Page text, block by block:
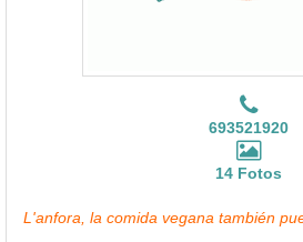
693521920
14 Fotos
L'anfora, la comida vegana también